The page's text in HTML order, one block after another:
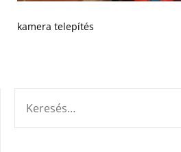
kamera telepítés